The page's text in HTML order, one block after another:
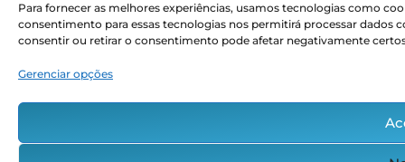
Para fornecer as melhores experiências, usamos tecnologias como
consentimento para essas tecnologias nos permitirá processar
consentir ou retirar o consentimento pode afetar negativamente
Gerenciar opções